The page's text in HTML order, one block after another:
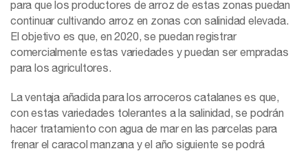
para que los productores de arroz de estas zonas puedan
continuar cultivando arroz en zonas con salinidad elevada.
El objetivo es que, en 2020, se puedan registrar
comercialmente estas variedades y puedan ser empradas
para los agricultores.
La ventaja añadida para los arroceros catalanes es que,
con estas variedades tolerantes a la salinidad, se podrán
hacer tratamiento con agua de mar en las parcelas para
frenar el caracol manzana y el año siguiente se podrá